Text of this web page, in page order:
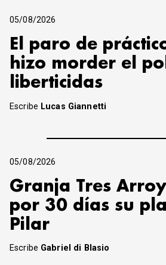
05/08/2026
El paro de
hizo morder el
liberticidas
Escribe Lucas Giannetti
05/08/2026
Granja Tres
por 30 días su
Pilar
Escribe Gabriel di Blasio